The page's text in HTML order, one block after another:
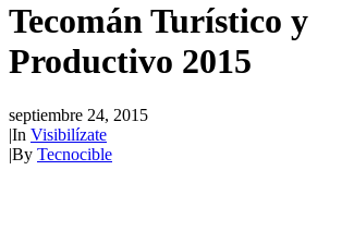
Tecomán Turístico y
Productivo 2015
septiembre 24, 2015
|In Visibilízate
|By Tecnocible